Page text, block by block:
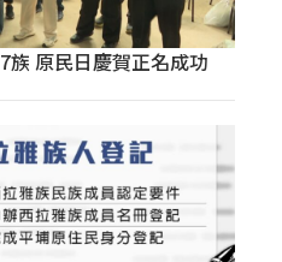
族 原民日慶賀正名成功